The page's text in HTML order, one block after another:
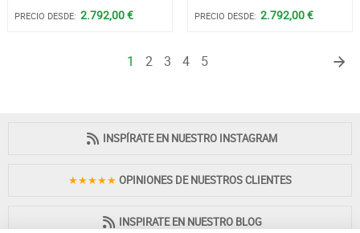
PRECIO DESDE: 2.792,00 € PRECIO DESDE: 2.792,00 €
1 2 3 4 5
INSPÍRATE EN NUESTRO INSTAGRAM
★★★★★ OPINIONES DE NUESTROS CLIENTES
INSPIRATE EN NUESTRO BLOG